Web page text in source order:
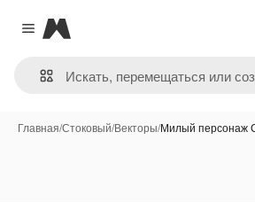
Close menu
Magnific
Главная/Стоковый/Векторы/Милый персонаж